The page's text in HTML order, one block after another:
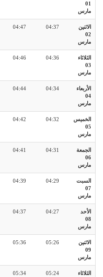
01
مارس
الاثنين
02
مارس
04:37
04:47
الثلاثاء
03
مارس
04:36
04:46
الأربعاء
04
مارس
04:34
04:44
الخميس
05
مارس
04:32
04:42
الجمعة
06
مارس
04:31
04:41
السبت
07
مارس
04:29
04:39
الأحد
08
مارس
04:27
04:37
الاثنين
09
مارس
05:26
05:36
الثلاثاء
05:24
05:34